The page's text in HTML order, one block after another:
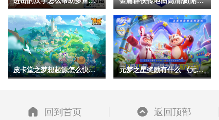
皮卡堂之梦想起源怎么快速升级 皮卡堂之梦想起源经验获得方式一 元梦之星奖励有什么 《元梦之星》预约奖励汇总及领取方法一览
回到首页 返回顶部